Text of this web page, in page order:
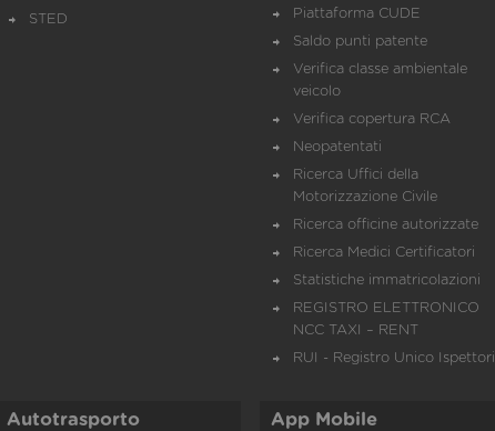
STED
Piattaforma CUDE
Saldo punti patente
Verifica classe ambientale
veicolo
Verifica copertura RCA
Neopatentati
Ricerca Uffici della
Motorizzazione Civile
Ricerca officine autorizzate
Ricerca Medici Certificatori
Statistiche immatricolazioni
REGISTRO ELETTRONICO
NCC TAXI – RENT
RUI - Registro Unico Ispettori
Autotrasporto App Mobile